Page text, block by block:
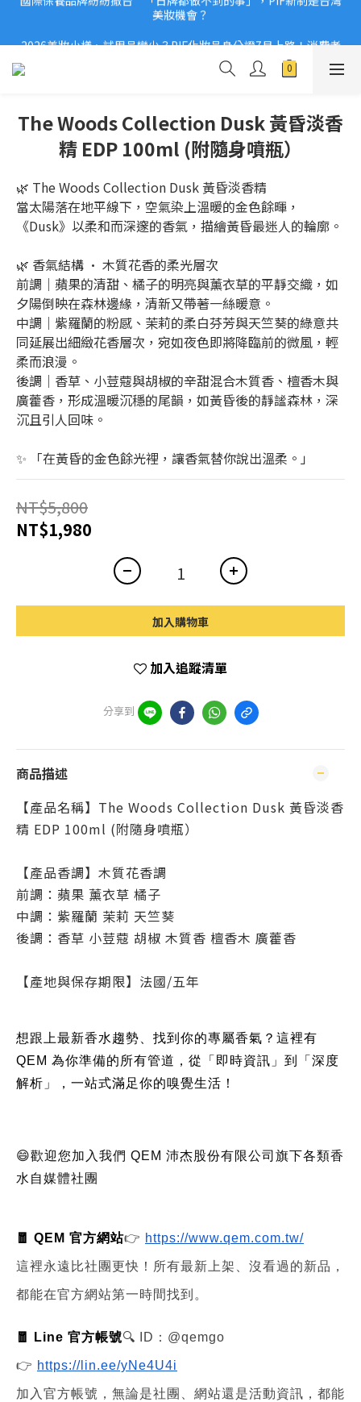
2026美妝小樣、試用品變少？PIF化妝品身分證7月上路！消費者
2026美妝小樣、試用品變少？PIF化妝品身分證7月上路！消費者
The Woods Collection Dusk 黃昏淡香
精 EDP 100ml (附隨身噴瓶）
🌿 The Woods Collection Dusk 黃昏淡香精
當太陽落在地平線下，空氣染上溫暖的金色餘暉，
《Dusk》以柔和而深邃的香氣，描繪黃昏最迷人的輪廓。
🌿 香氣結構 · 木質花香的柔光層次
前調｜蘋果的清甜、橘子的明亮與薰衣草的平靜交織，如
夕陽倒映在森林邊緣，清新又帶著一絲暖意。
中調｜紫羅蘭的粉感、茉莉的柔白芬芳與天竺葵的綠意共
同延展出細緻花香層次，宛如夜色即將降臨前的微風，輕
柔而浪漫。
後調｜香草、小荳蔻與胡椒的辛甜混合木質香、檀香木與
廣藿香，形成溫暖沉穩的尾韻，如黃昏後的靜謐森林，深
沉且引人回味。
✨ 「在黃昏的金色餘光裡，讓香氣替你說出溫柔。」
NT$5,800
NT$1,980
加入購物車
加入追蹤清單
分享到
商品描述
【產品名稱】The Woods Collection Dusk 黃昏淡香
精 EDP 100ml (附隨身噴瓶）
【產品香調】木質花香調
前調：蘋果 薰衣草 橘子
中調：紫羅蘭 茉莉 天竺葵
後調：香草 小荳蔻 胡椒 木質香 檀香木 廣藿香
【產地與保存期限】法國/五年
想跟上最新香水趨勢、找到你的專屬香氣？這裡有
QEM 為你準備的所有管道，從「即時資訊」到「深度
解析」，一站式滿足你的嗅覺生活！
😄歡迎您加入我們 QEM 沛杰股份有限公司旗下各類香
水自媒體社團
🧧 QEM 官方網站👉 https://www.qem.com.tw/
這裡永遠比社團更快！所有最新上架、沒看過的新品，
都能在官方網站第一時間找到。
🧧 Line 官方帳號🔍 ID：@qemgo
👉 https://lin.ee/yNe4U4i
加入官方帳號，無論是社團、網站還是活動資訊，都能